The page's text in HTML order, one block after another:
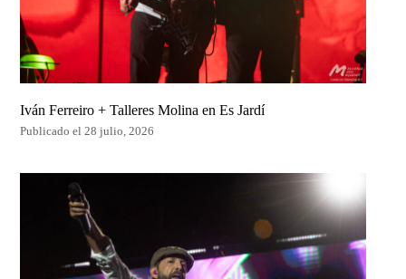
Iván Ferreiro + Talleres Molina en Es Jardí
Publicado el 28 julio, 2026